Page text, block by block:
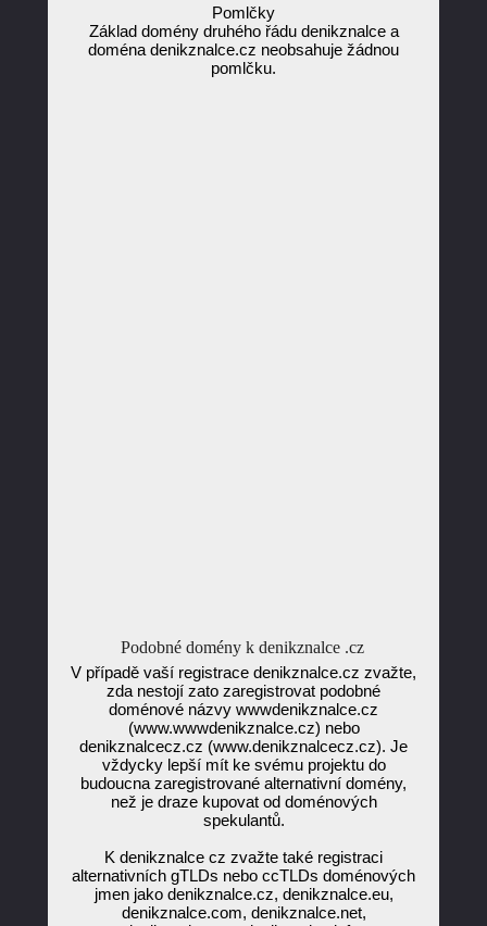
Pomlčky
Základ domény druhého řádu denikznalce a
doména denikznalce.cz neobsahuje žádnou
pomlčku.
Podobné domény k denikznalce .cz
V případě vaší registrace denikznalce.cz zvažte,
zda nestojí zato zaregistrovat podobné
doménové názvy wwwdenikznalce.cz
(www.wwwdenikznalce.cz) nebo
denikznalcecz.cz (www.denikznalcecz.cz). Je
vždycky lepší mít ke svému projektu do
budoucna zaregistrované alternativní domény,
než je draze kupovat od doménových
spekulantů.
K denikznalce cz zvažte také registraci
alternativních gTLDs nebo ccTLDs doménových
jmen jako denikznalce.cz, denikznalce.eu,
denikznalce.com, denikznalce.net,